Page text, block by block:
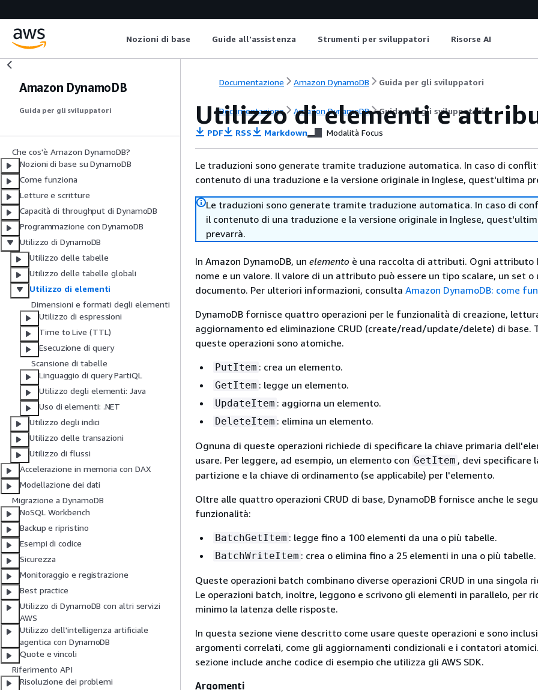
Nozioni di base Guide all'assistenza Strumenti per sviluppatori Risorse AI
Amazon DynamoDB
Guida per gli sviluppatori
Che cos'è Amazon DynamoDB?
Nozioni di base su DynamoDB
Come funziona
Letture e scritture
Capacità di throughput di DynamoDB
Programmazione con DynamoDB
Utilizzo di DynamoDB
Utilizzo delle tabelle
Utilizzo delle tabelle globali
Utilizzo di elementi
Dimensioni e formati degli elementi
Utilizzo di espressioni
Time to Live (TTL)
Esecuzione di query
Scansione di tabelle
Linguaggio di query PartiQL
Utilizzo degli elementi: Java
Uso di elementi: .NET
Utilizzo degli indici
Utilizzo delle transazioni
Utilizzo di flussi
Accelerazione in memoria con DAX
Modellazione dei dati
Migrazione a DynamoDB
NoSQL Workbench
Backup e ripristino
Esempi di codice
Sicurezza
Monitoraggio e registrazione
Best practice
Utilizzo di DynamoDB con altri servizi
AWS
Utilizzo dell'intelligenza artificiale
agentica con DynamoDB
Quote e vincoli
Riferimento API
Risoluzione dei problemi
Documentazione Amazon DynamoDB Guida per gli sviluppatori
Documentazione Amazon DynamoDB Guida per gli sviluppatori
Utilizzo di elementi e
PDF RSS Markdown Modalità Focus
Le traduzioni sono generate tramite traduzione automatica. In caso di
contenuto di una traduzione e la versione originale in Inglese, quest'ultima
Le traduzioni sono generate tramite traduzione automatica. In caso di
il contenuto di una traduzione e la versione originale in Inglese,
prevarrà.
In Amazon DynamoDB, un elemento è una raccolta di attributi. Ogni attributo
nome e un valore. Il valore di un attributo può essere un tipo scalare, un set o
documento. Per ulteriori informazioni, consulta Amazon DynamoDB: come
DynamoDB fornisce quattro operazioni per le funzionalità di creazione,
aggiornamento ed eliminazione CRUD (create/read/update/delete) di base.
queste operazioni sono atomiche.
PutItem : crea un elemento.
GetItem : legge un elemento.
UpdateItem : aggiorna un elemento.
DeleteItem : elimina un elemento.
Ognuna di queste operazioni richiede di specificare la chiave primaria
usare. Per leggere, ad esempio, un elemento con GetItem , devi specificare
partizione e la chiave di ordinamento (se applicabile) per l'elemento.
Oltre alle quattro operazioni CRUD di base, DynamoDB fornisce anche le
funzionalità:
BatchGetItem : legge fino a 100 elementi da una o più tabelle.
BatchWriteItem : crea o elimina fino a 25 elementi in una o più tabelle.
Queste operazioni batch combinano diverse operazioni CRUD in una singola
Le operazioni batch, inoltre, leggono e scrivono gli elementi in parallelo, per
minimo la latenza delle risposte.
In questa sezione viene descritto come usare queste operazioni e sono inclusi
argomenti correlati, come gli aggiornamenti condizionali e i contatori
sezione include anche codice di esempio che utilizza gli AWS SDK.
Argomenti